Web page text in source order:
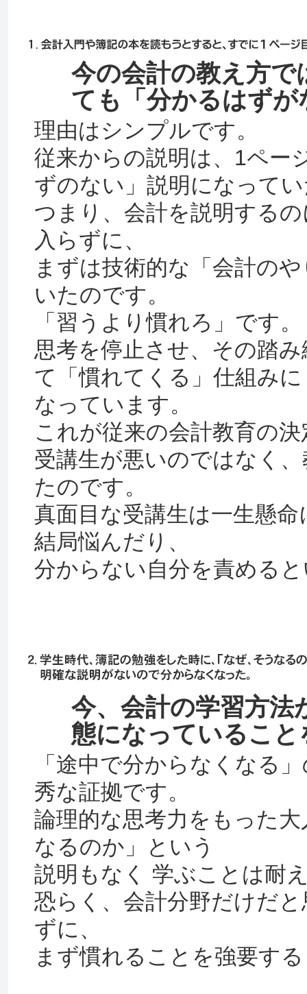
今の会計の教え方
ても「分かるはず
理由はシンプルです。
従来からの説明は、1ペー
ずのない」説明になって
つまり、会計を説明する
入らずに、
まずは技術的な「会計の
いたのです。
「習うより慣れろ」です。
思考を停止させ、その踏
て「慣れてくる」仕組みに
なっています。
これが従来の会計教育の
受講生が悪いのではなく
たのです。
真面目な受講生は一生懸
結局悩んだり、
分からない自分を責める
今、会計の学習方法
態になっているこ
「途中で分からなくなる
秀な証拠です。
論理的な思考力をもった
なるのか」という
説明もなく 学ぶことは耐
恐らく、会計分野だけだ
ずに、
まず慣れることを強要す